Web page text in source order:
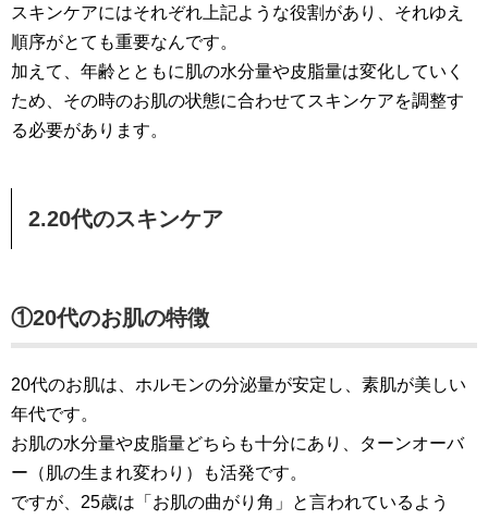
スキンケアにはそれぞれ上記ような役割があり、それゆえ
順序がとても重要なんです。
加えて、年齢とともに肌の水分量や皮脂量は変化していく
ため、その時のお肌の状態に合わせてスキンケアを調整す
る必要があります。
2.20代のスキンケア
①20代のお肌の特徴
20代のお肌は、ホルモンの分泌量が安定し、素肌が美しい
年代です。
お肌の水分量や皮脂量どちらも十分にあり、ターンオーバ
ー（肌の生まれ変わり）も活発です。
ですが、25歳は「お肌の曲がり角」と言われているよう